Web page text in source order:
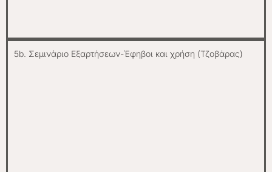
5b. Σεμινάριο Εξαρτήσεων-Έφηβοι και χρήση (Τζοβάρας)